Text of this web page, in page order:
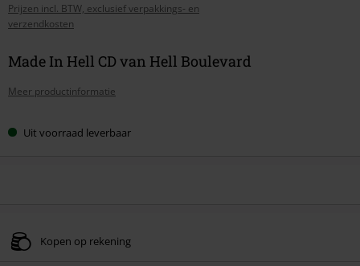
Prijzen incl. BTW, exclusief verpakkings- en
verzendkosten
Made In Hell CD van Hell Boulevard
Meer productinformatie
Uit voorraad leverbaar
Kopen op rekening